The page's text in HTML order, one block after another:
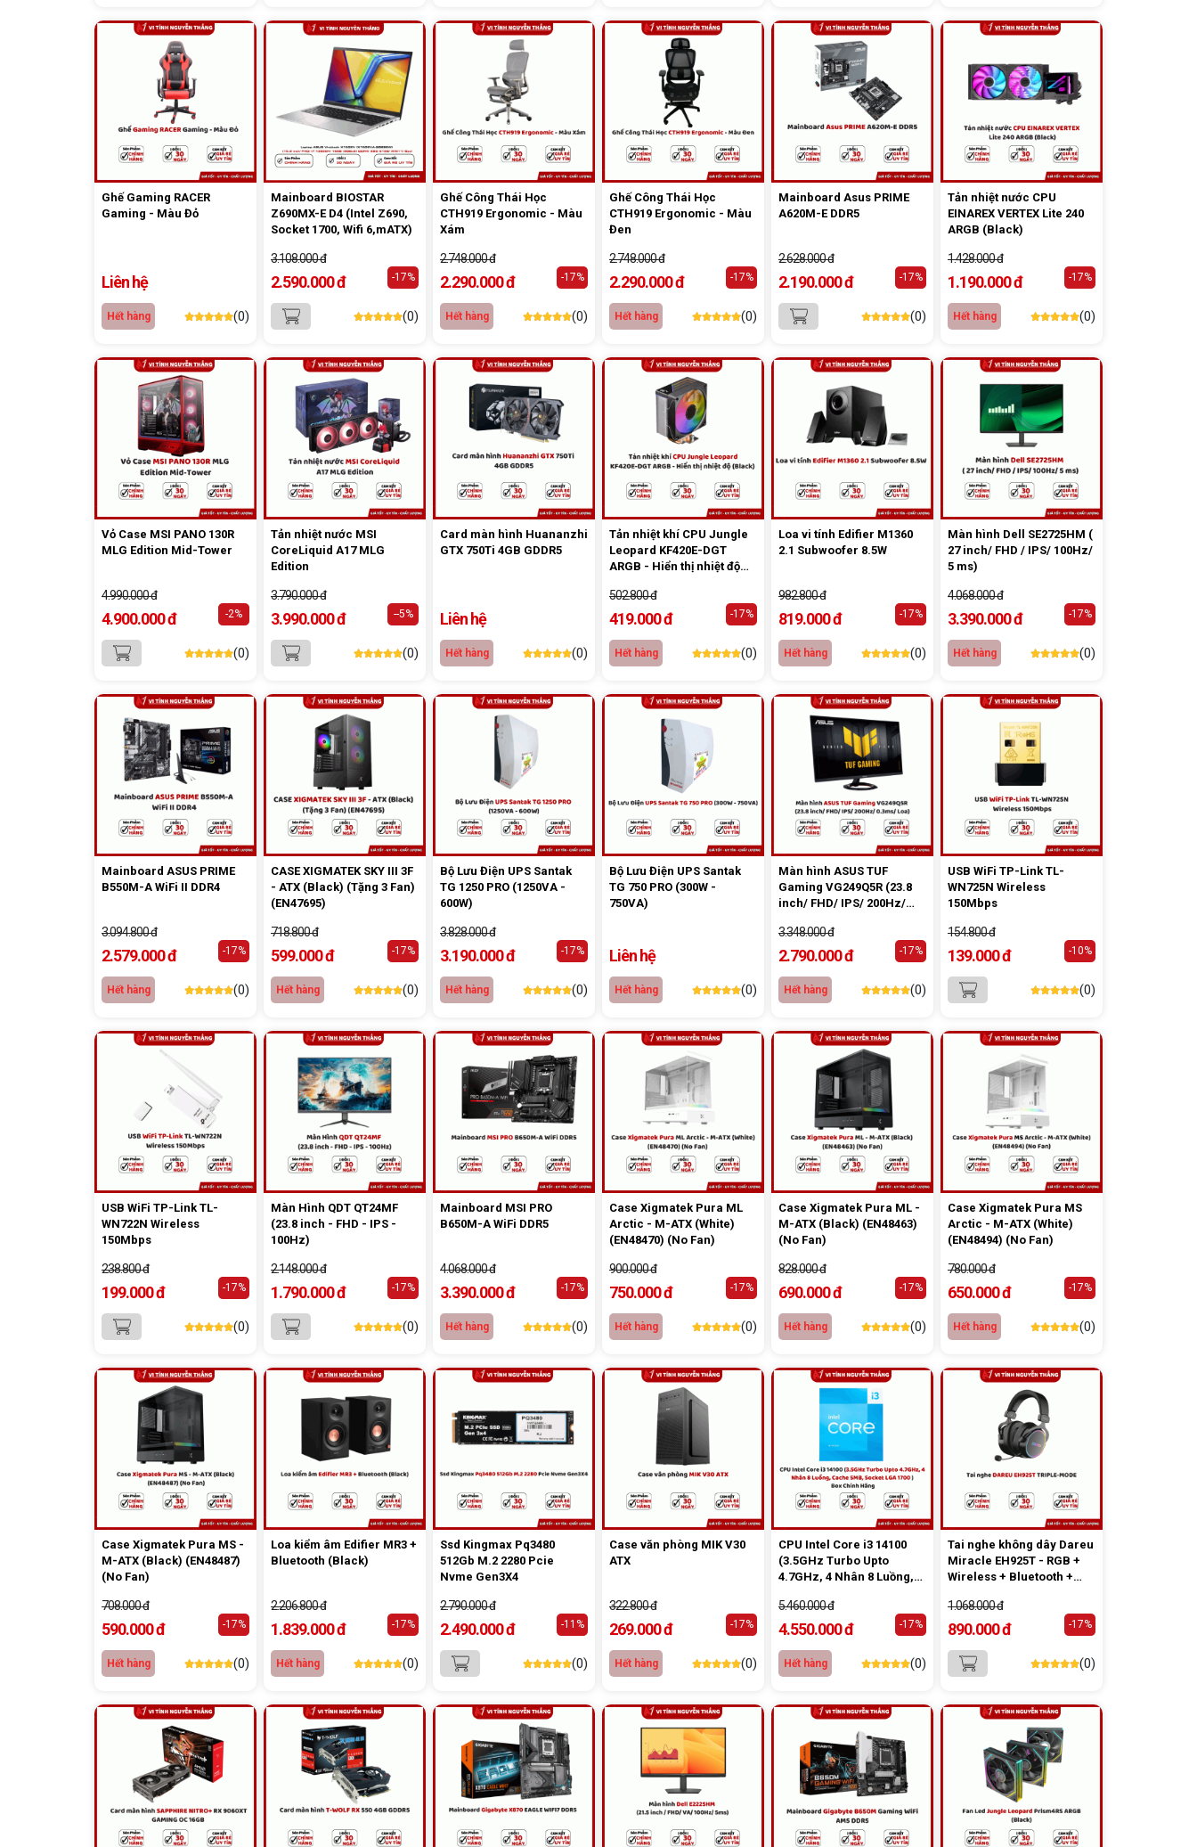
Ghế Gaming RACER
Gaming - Màu Đỏ
Liên hệ
Hết hàng (0)
Mainboard BIOSTAR
Z690MX-E D4 (Intel Z690,
Socket 1700, Wifi 6,mATX)
3.108.000 đ
2.590.000 đ -17%
(0)
Ghế Công Thái Học
CTH919 Ergonomic - Màu
Xám
2.748.000 đ
2.290.000 đ -17%
Hết hàng (0)
Ghế Công Thái Học
CTH919 Ergonomic - Màu
Đen
2.748.000 đ
2.290.000 đ -17%
Hết hàng (0)
Mainboard Asus PRIME
A620M-E DDR5
2.628.000 đ
2.190.000 đ -17%
(0)
Tản nhiệt nước CPU
EINAREX VERTEX Lite 240
ARGB (Black)
1.428.000 đ
1.190.000 đ -17%
Hết hàng (0)
Vỏ Case MSI PANO 130R
MLG Edition Mid-Tower
4.990.000 đ
4.900.000 đ -2%
(0)
Tản nhiệt nước MSI
CoreLiquid A17 MLG
Edition
3.790.000 đ
3.990.000 đ --5%
(0)
Card màn hình Huananzhi
GTX 750Ti 4GB GDDR5
Liên hệ
Hết hàng (0)
Tản nhiệt khí CPU Jungle
Leopard KF420E-DGT
ARGB - Hiển thị nhiệt độ
502.800 đ
419.000 đ -17%
Hết hàng (0)
Loa vi tính Edifier M1360
2.1 Subwoofer 8.5W
982.800 đ
819.000 đ -17%
Hết hàng (0)
Màn hình Dell SE2725HM (
27 inch/ FHD / IPS/ 100Hz/
5 ms)
4.068.000 đ
3.390.000 đ -17%
Hết hàng (0)
Mainboard ASUS PRIME
B550M-A WiFi II DDR4
3.094.800 đ
2.579.000 đ -17%
Hết hàng (0)
CASE XIGMATEK SKY III 3F
- ATX (Black) (Tặng 3 Fan)
(EN47695)
718.800 đ
599.000 đ -17%
Hết hàng (0)
Bộ Lưu Điện UPS Santak
TG 1250 PRO (1250VA -
600W)
3.828.000 đ
3.190.000 đ -17%
Hết hàng (0)
Bộ Lưu Điện UPS Santak
TG 750 PRO (300W -
750VA)
Liên hệ
Hết hàng (0)
Màn hình ASUS TUF
Gaming VG249Q5R (23.8
inch/ FHD/ IPS/ 200Hz/
3.348.000 đ
2.790.000 đ -17%
Hết hàng (0)
USB WiFi TP-Link TL-
WN725N Wireless
150Mbps
154.800 đ
139.000 đ -10%
(0)
USB WiFi TP-Link TL-
WN722N Wireless
150Mbps
238.800 đ
199.000 đ -17%
(0)
Màn Hình QDT QT24MF
(23.8 inch - FHD - IPS -
100Hz)
2.148.000 đ
1.790.000 đ -17%
(0)
Mainboard MSI PRO
B650M-A WiFi DDR5
4.068.000 đ
3.390.000 đ -17%
Hết hàng (0)
Case Xigmatek Pura ML
Arctic - M-ATX (White)
(EN48470) (No Fan)
900.000 đ
750.000 đ -17%
Hết hàng (0)
Case Xigmatek Pura ML -
M-ATX (Black) (EN48463)
(No Fan)
828.000 đ
690.000 đ -17%
Hết hàng (0)
Case Xigmatek Pura MS
Arctic - M-ATX (White)
(EN48494) (No Fan)
780.000 đ
650.000 đ -17%
Hết hàng (0)
Case Xigmatek Pura MS -
M-ATX (Black) (EN48487)
(No Fan)
708.000 đ
590.000 đ -17%
Hết hàng (0)
Loa kiểm âm Edifier MR3 +
Bluetooth (Black)
2.206.800 đ
1.839.000 đ -17%
Hết hàng (0)
Ssd Kingmax Pq3480
512Gb M.2 2280 Pcie
Nvme Gen3X4
2.790.000 đ
2.490.000 đ -11%
(0)
Case văn phòng MIK V30
ATX
322.800 đ
269.000 đ -17%
Hết hàng (0)
CPU Intel Core i3 14100
(3.5GHz Turbo Upto
4.7GHz, 4 Nhân 8 Luồng,
1700 ) Box Chính Hãng
5.460.000 đ
4.550.000 đ -17%
Hết hàng (0)
Tai nghe không dây Dareu
Miracle EH925T - RGB +
Wireless + Bluetooth +
1.068.000 đ
890.000 đ -17%
(0)